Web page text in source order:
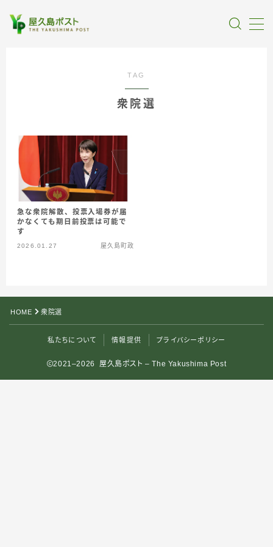
受賞・報道
情報提供
TAG
衆院選
急な衆院解散、投票入場券が届
かなくても期日前投票は可能で
す
2026.01.27 屋久島町政
HOME 衆院選
私たちについて 情報提供 プライバシーポリシー
2021–2026 屋久島ポスト – The Yakushima Post